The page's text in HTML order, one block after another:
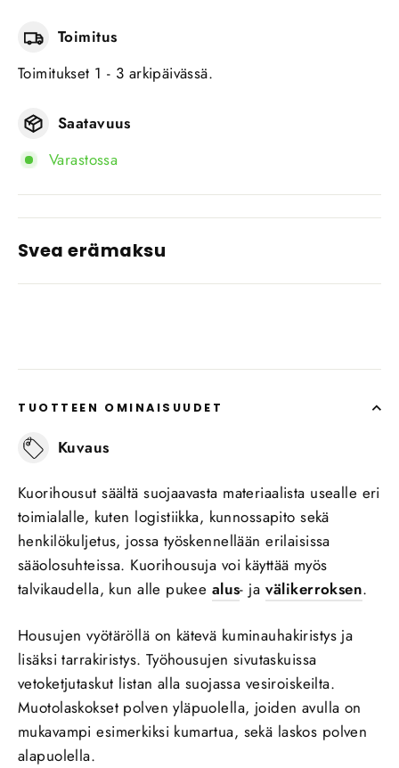
Toimitus
Toimitukset 1 - 3 arkipäivässä.
Saatavuus
Varastossa
Svea erämaksu
TUOTTEEN OMINAISUUDET
Kuvaus
Kuorihousut säältä suojaavasta materiaalista usealle eri
toimialalle, kuten logistiikka, kunnossapito sekä
henkilökuljetus, jossa työskennellään erilaisissa
sääolosuhteissa. Kuorihousuja voi käyttää myös
talvikaudella, kun alle pukee alus- ja välikerroksen.
Housujen vyötäröllä on kätevä kuminauhakiristys ja
lisäksi tarrakiristys. Työhousujen sivutaskuissa
vetoketjutaskut listan alla suojassa vesiroiskeilta.
Muotolaskokset polven yläpuolella, joiden avulla on
mukavampi esimerkiksi kumartua, sekä laskos polven
alapuolella.